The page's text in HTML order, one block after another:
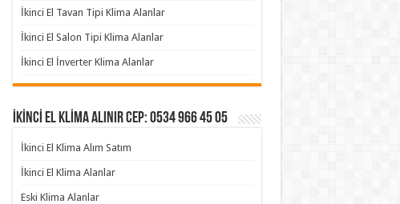
İkinci El Tavan Tipi Klima Alanlar
İkinci El Salon Tipi Klima Alanlar
İkinci El İnverter Klima Alanlar
İKİNCİ EL KLİMA ALINIR Cep: 0534 966 45 05
İkinci El Klima Alım Satım
İkinci El Klima Alanlar
Eski Klima Alanlar